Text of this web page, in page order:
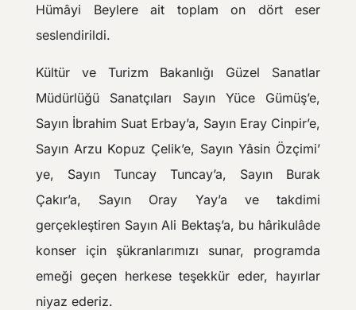
Hümâyi Beylere ait toplam on dört eser
seslendirildi.
Kültür ve Turizm Bakanlığı Güzel Sanatlar
Müdürlüğü Sanatçıları Sayın Yüce Gümüş’e,
Sayın İbrahim Suat Erbay’a, Sayın Eray Cinpir’e,
Sayın Arzu Kopuz Çelik’e, Sayın Yâsin Özçimi’
ye, Sayın Tuncay Tuncay’a, Sayın Burak
Çakır’a, Sayın Oray Yay’a ve takdimi
gerçekleştiren Sayın Ali Bektaş’a, bu hârikulâde
konser için şükranlarımızı sunar, programda
emeği geçen herkese teşekkür eder, hayırlar
niyaz ederiz.